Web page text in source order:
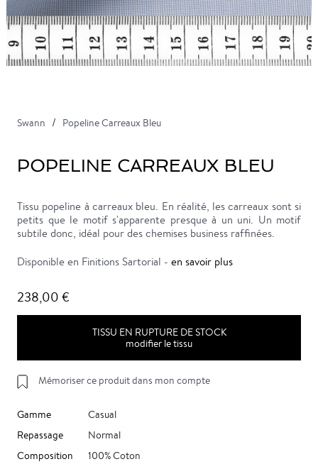
Swann Popeline Carreaux Bleu
POPELINE CARREAUX BLEU
Tissu popeline à carreaux bleu. En réalité, les carreaux sont si
petits que le motif s'apparente presque à un uni. Un motif
subtile donc, idéal pour des chemises business raffinées.
Disponible en Finitions Sartorial - en savoir plus
238,00 €
TISSU EN RUPTURE DE STOCK
modifier le tissu
Mémoriser ce produit dans mon compte
Gamme
Casual
Repassage
Normal
Composition
100% Coton